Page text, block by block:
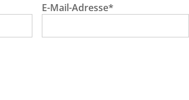
E-Mail-Adresse*